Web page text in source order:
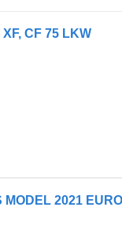
CF 75 LKW
MODEL 2021